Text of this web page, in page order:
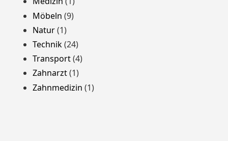
Möbeln (9)
Natur(1)
Technik(24)
Transport(4)
Zahnarzt(1)
Zahnmedizin (1)